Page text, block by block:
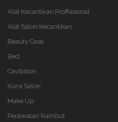
Alat Kecantikan Proffesional
Alat Salon Kecantikan
Beauty Case
Bed
Cavitation
Kursi Salon
Make Up
Perawatan Rambut